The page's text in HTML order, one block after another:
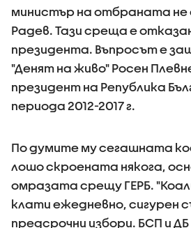
министър на отбраната не
Радев. Тази среща е
президента. Въпросът е
"Денят на живо" Росен
президент на Република
периода 2012-2017 г.
По думите му сегашната
лошо скроената някога,
омразата срещу ГЕРБ.
клати ежедневно, сигурен
предсрочни избори. БСП и